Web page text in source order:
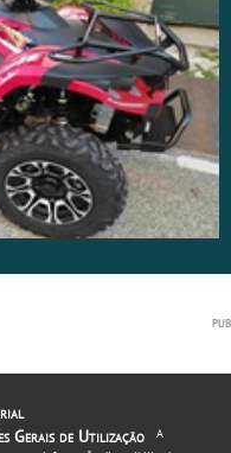
Gerais de Utilização
A